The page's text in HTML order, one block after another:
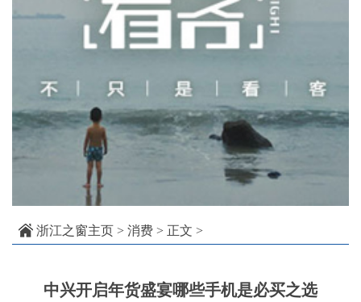
浙江之窗主页 > 消费 > 正文 >
中兴开启年货盛宴哪些手机是必买之选